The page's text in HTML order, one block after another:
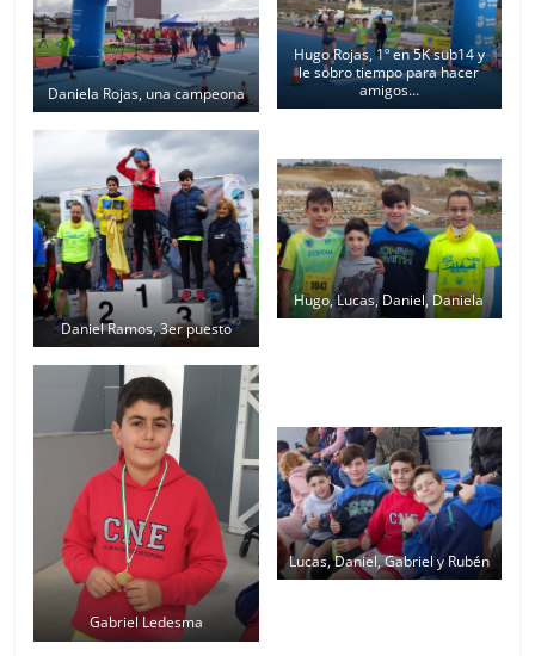
Daniela Rojas, una campeona
Hugo Rojas, 1º en 5K sub14 y
le sobro tiempo para hacer
amigos…
Daniel Ramos, 3er puesto
Hugo, Lucas, Daniel, Daniela
Gabriel Ledesma
Lucas, Daniel, Gabriel y Rubén